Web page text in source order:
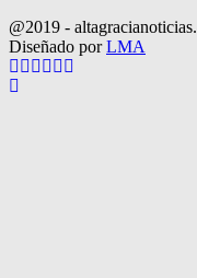
@2019 -
Diseñado porLMA
Facebook
Twitter
Instagram
Pinterest
Google